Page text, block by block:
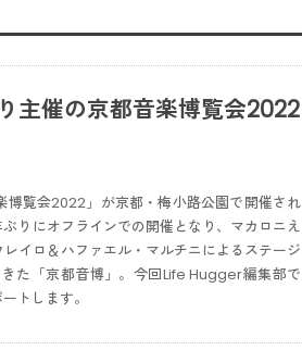
主催の京都音楽博覧会2022
覧会2022」が京都・梅小路公園で開催され
りにオフラインでの開催となり、マカロニえ
イロ＆ハファエル・マルチニによるステージ
た「京都音博」。今回Life Hugger編集部で
トします。